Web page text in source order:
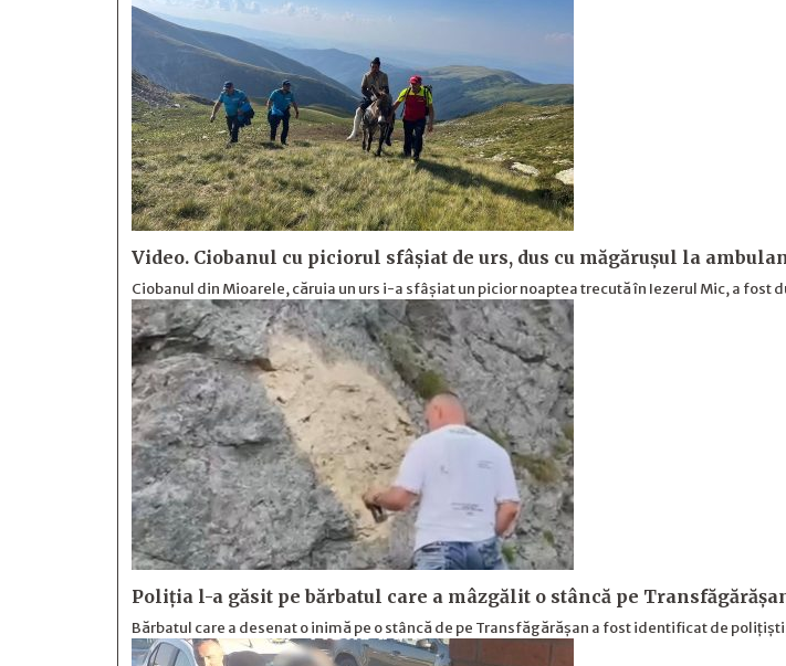
Video. Ciobanul cu piciorul sfâșiat de urs, dus cu măgărușul la
Ciobanul din Mioarele, căruia un urs i-a sfâșiat un picior noaptea trecută în Iezerul Mic, a fost
Poliția l-a găsit pe bărbatul care a mâzgălit o stâncă pe
Bărbatul care a desenat o inimă pe o stâncă de pe Transfăgărășan a fost identificat de